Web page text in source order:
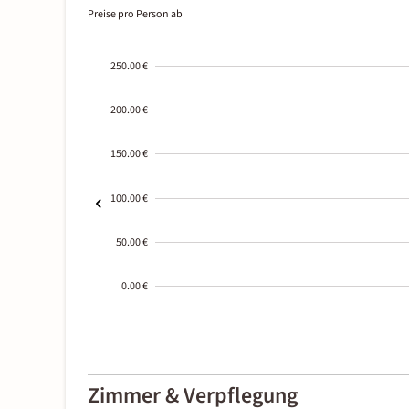
Preise pro Person ab
250.00 €
200.00 €
150.00 €
100.00 €
50.00 €
0.00 €
01-02
Zimmer & Verpflegung